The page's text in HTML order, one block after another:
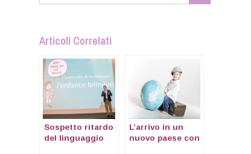
Articoli Correlati
Sospetto ritardo
del linguaggio
L’arrivo in un
nuovo paese con